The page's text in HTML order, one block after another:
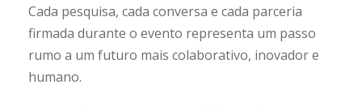
Cada pesquisa, cada conversa e cada parceria
firmada durante o evento representa um passo
rumo a um futuro mais colaborativo, inovador e
humano.